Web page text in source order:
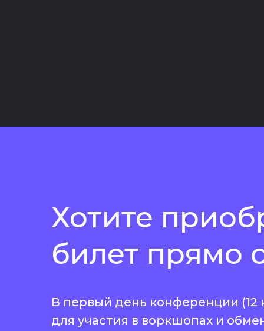
Хотите
билет прямо
В первый день конференции
для участия в воркшопах и